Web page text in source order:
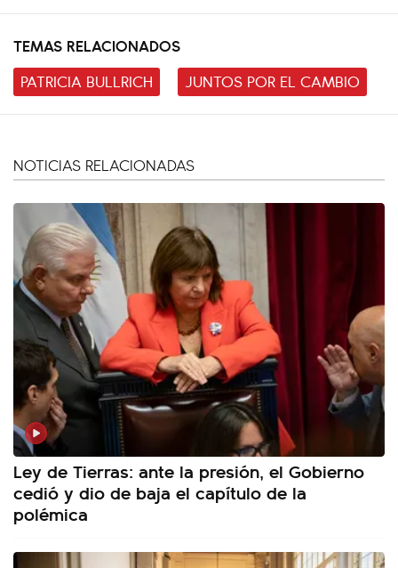
TEMAS RELACIONADOS
PATRICIA BULLRICH
JUNTOS POR EL CAMBIO
NOTICIAS RELACIONADAS
Ley de Tierras: ante la presión, el Gobierno
cedió y dio de baja el capítulo de la
polémica